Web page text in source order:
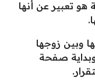
هو تعبير عن أنها
وبين زوجها
وبداية صفحة